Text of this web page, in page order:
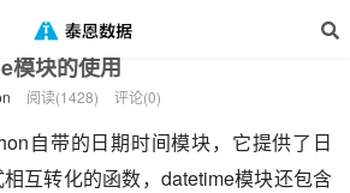
正文
模块的使用
阅读(1428) 评论(0)
自带的日期时间模块，它提供了日
互转化的函数，datetime模块还包含